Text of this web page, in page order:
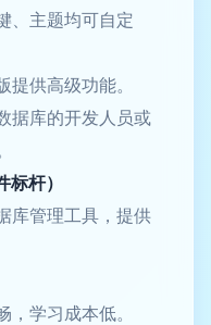
、主题均可自定
提供高级功能。
据库的开发人员或
杆）
库管理工具，提供
，学习成本低。